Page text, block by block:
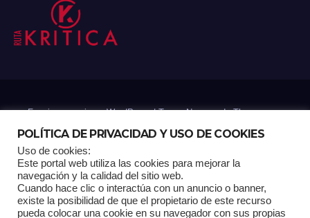
Funciona gracias a WordPress|Tema: Newsup deThemeansar
Home Análisis Carrito RK Contactos Documental Gracias !
POLÍTICA DE PRIVACIDAD Y USO DE COOKIES
Uso de cookies:
Este portal web utiliza las cookies para mejorar la
navegación y la calidad del sitio web.
Cuando hace clic o interactúa con un anuncio o banner,
existe la posibilidad de que el propietario de este recurso
pueda colocar una cookie en su navegador con sus propias